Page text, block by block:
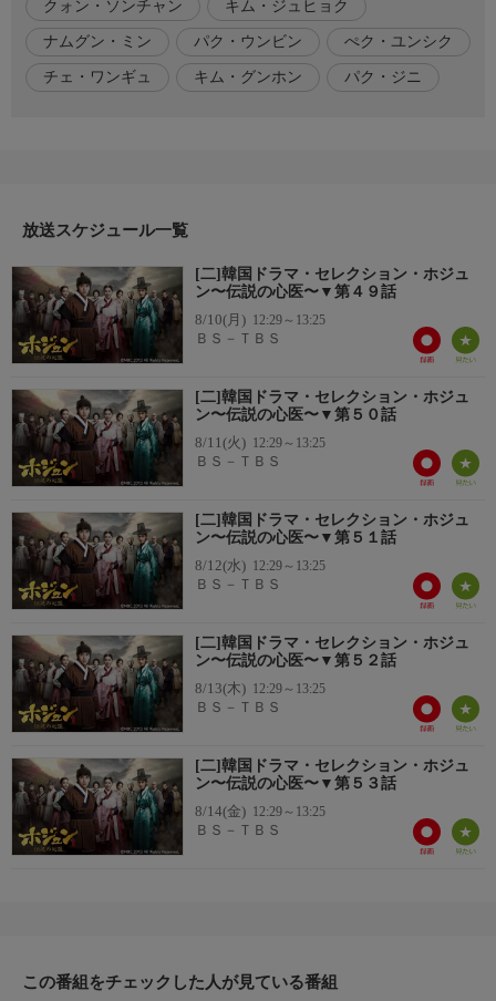
院では「重罪を下せ」というチョン・ソンピルらと、「才能が惜
しい」というソン大監らが意見を闘わせていた。そこに「功労を
認め赦免する」との王命が下る。だが、重臣たちの抗議で王命は
取り下げられてしまう。やがて審問が始まり、ジュンは両班の娘
監督・演出
制作
2013年韓国
MBC
クォン・ソンチャン キム・ジュヒョク
ナムグン・ミン パク・ウンビン ぺク・ユンシク
チェ・ワンギュ キム・グンホン パク・ジニ
放送スケジュール一覧
[二]韓国ドラマ・セレクション・ホジュ
ン〜伝説の心医〜▼第４９話
8/10(月) 12:29～13:25
ＢＳ－ＴＢＳ
[二]韓国ドラマ・セレクション・ホジュ
ン〜伝説の心医〜▼第５０話
8/11(火) 12:29～13:25
ＢＳ－ＴＢＳ
[二]韓国ドラマ・セレクション・ホジュ
ン〜伝説の心医〜▼第５１話
8/12(水) 12:29～13:25
ＢＳ－ＴＢＳ
[二]韓国ドラマ・セレクション・ホジュ
ン〜伝説の心医〜▼第５２話
8/13(木) 12:29～13:25
ＢＳ－ＴＢＳ
[二]韓国ドラマ・セレクション・ホジュ
ン〜伝説の心医〜▼第５３話
8/14(金) 12:29～13:25
ＢＳ－ＴＢＳ
この番組をチェックした人が見ている番組